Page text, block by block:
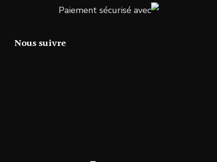
Paiement sécurisé avec
Nous suivre